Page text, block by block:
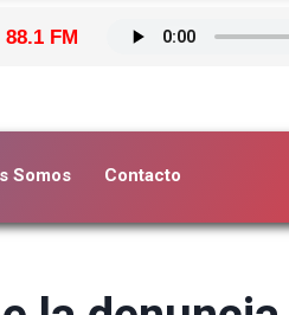
88.1 FM
Somos Contacto